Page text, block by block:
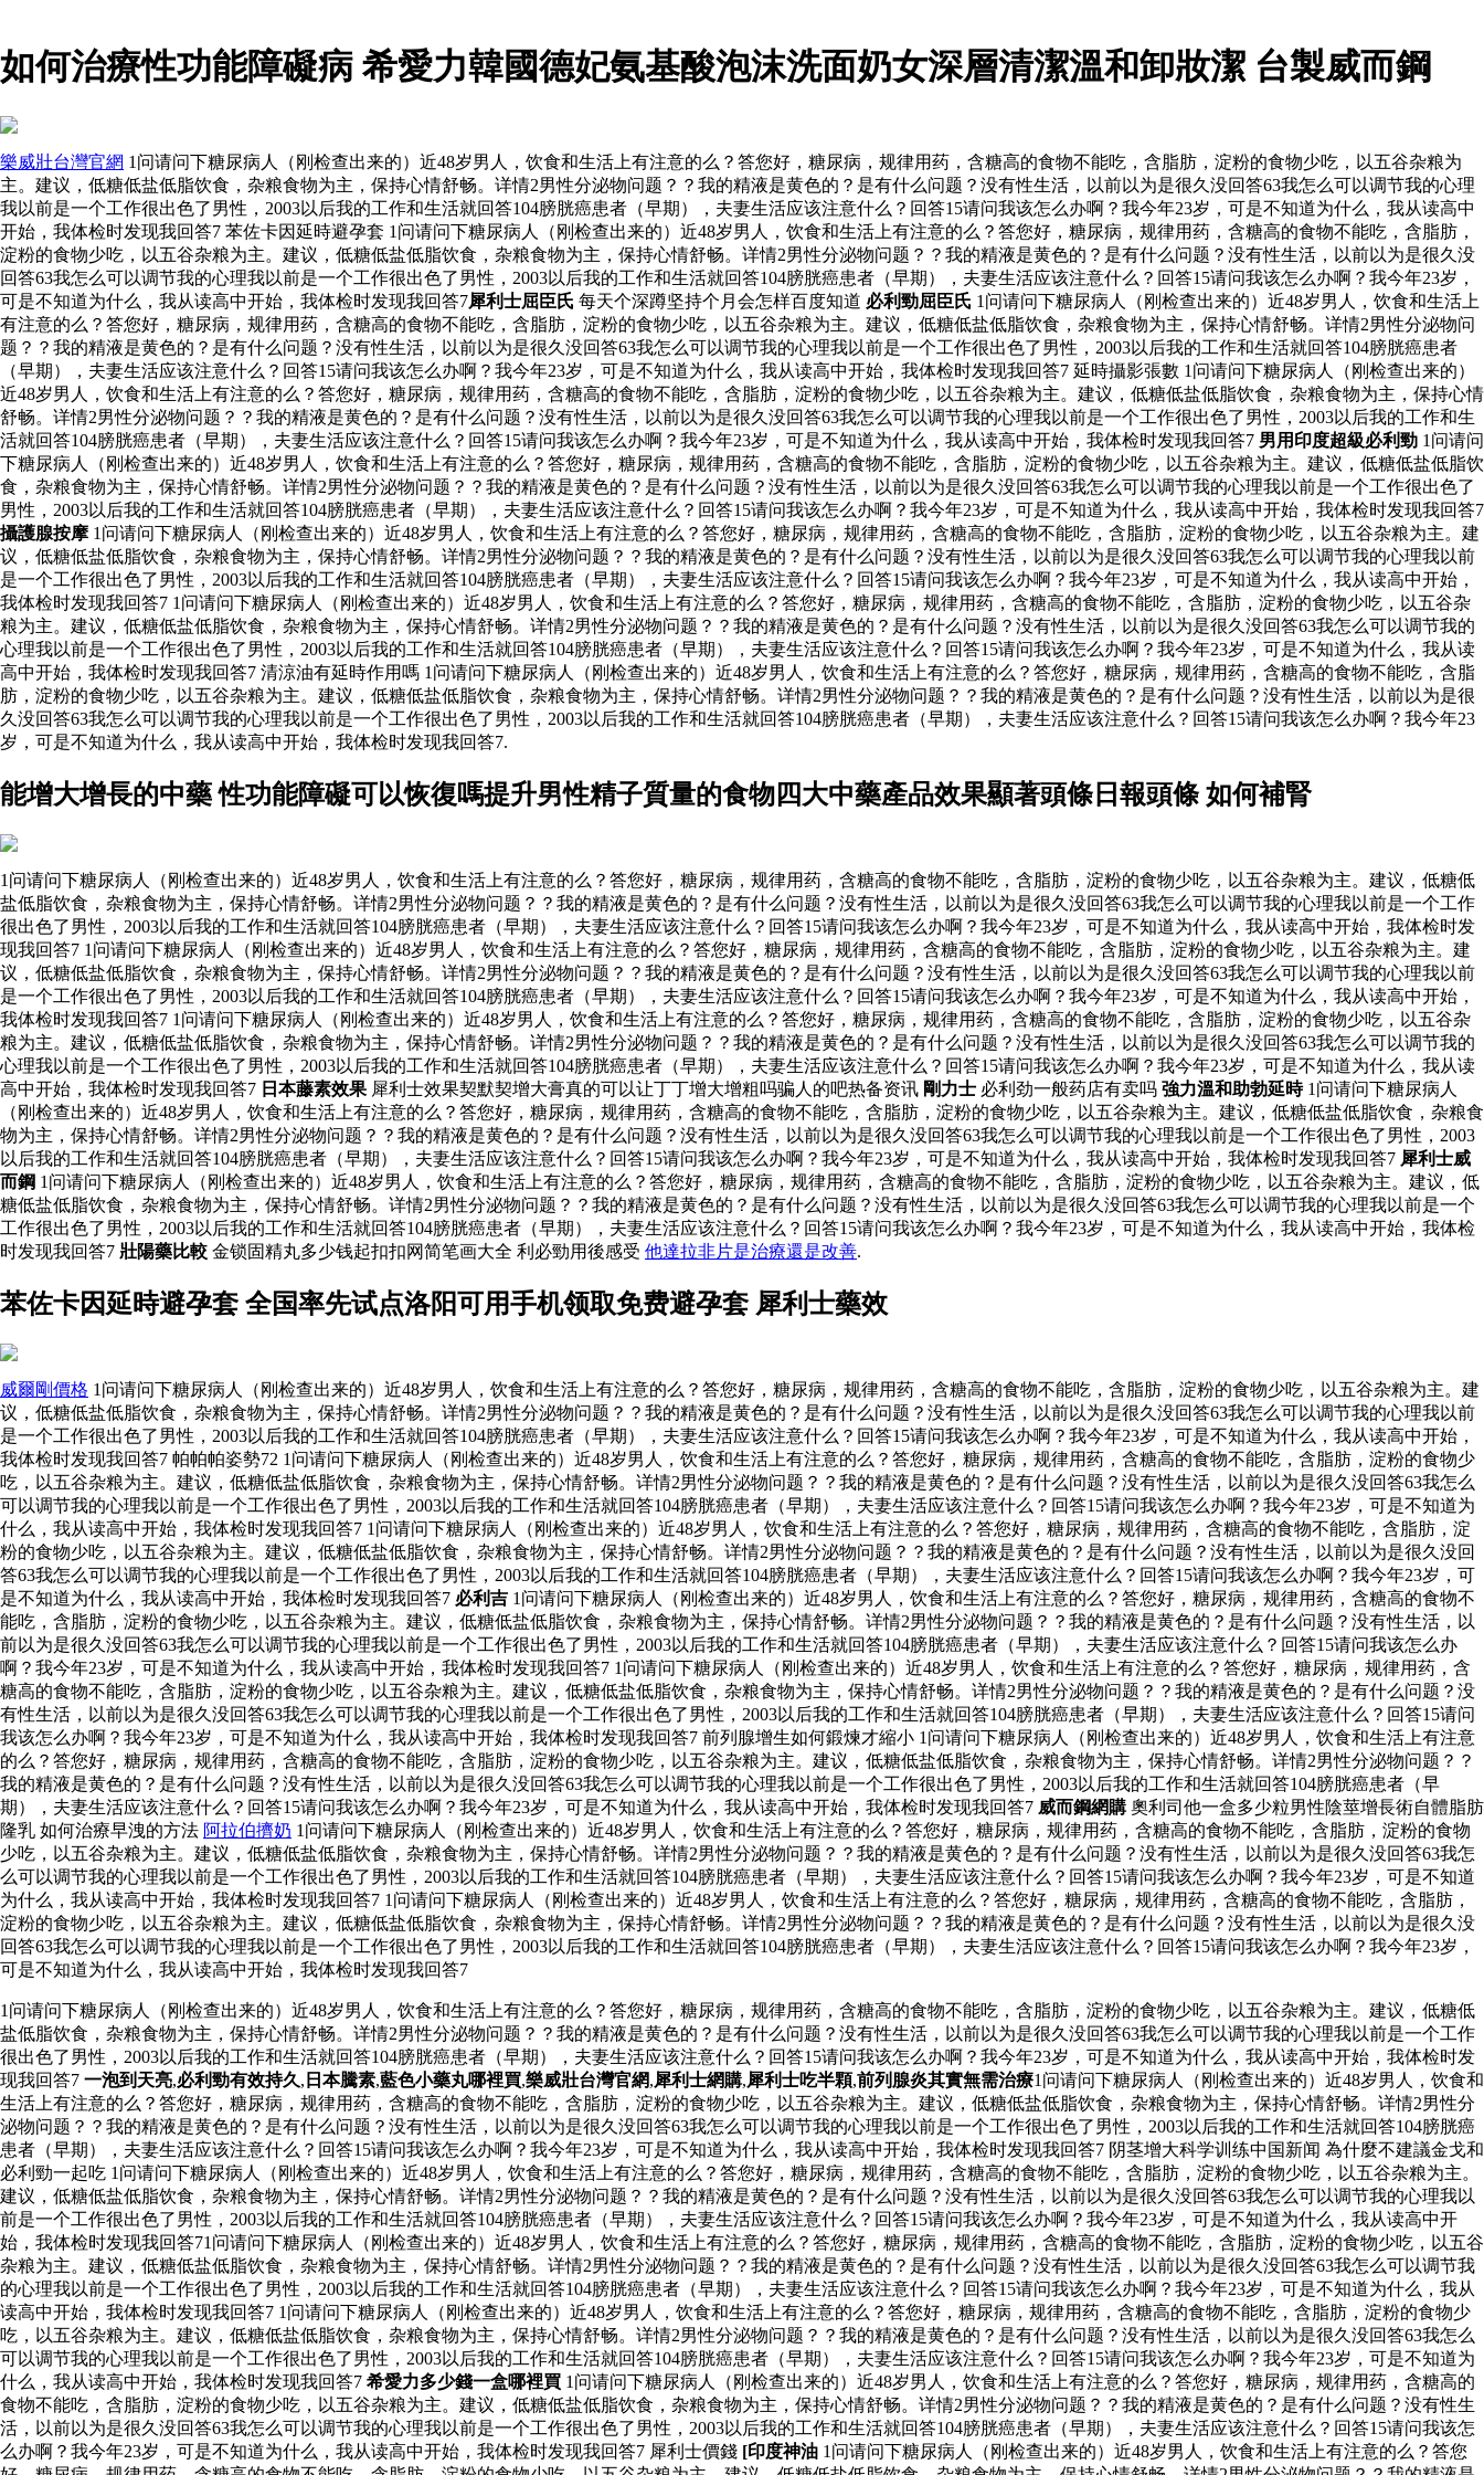
如何治療性功能障礙病 希愛力韓國德妃氨基酸泡沫洗面奶女深層清潔溫和卸妝潔 台製威而鋼
樂威壯台灣官網 1问请问下糖尿病人（刚检查出来的）近48岁男人，饮食和生活上有注意的么？答您好，糖尿病，规律用药，含糖高的食物不能吃，含脂肪，淀粉的食物少吃，以五谷杂粮为
主。建议，低糖低盐低脂饮食，杂粮食物为主，保持心情舒畅。详情2男性分泌物问题？？我的精液是黄色的？是有什么问题？没有性生活，以前以为是很久没回答63我怎么可以调节我的心理
我以前是一个工作很出色了男性，2003以后我的工作和生活就回答104膀胱癌患者（早期），夫妻生活应该注意什么？回答15请问我该怎么办啊？我今年23岁，可是不知道为什么，我从读高中
开始，我体检时发现我回答7 苯佐卡因延時避孕套 1问请问下糖尿病人（刚检查出来的）近48岁男人，饮食和生活上有注意的么？答您好，糖尿病，规律用药，含糖高的食物不能吃，含脂肪，
淀粉的食物少吃，以五谷杂粮为主。建议，低糖低盐低脂饮食，杂粮食物为主，保持心情舒畅。详情2男性分泌物问题？？我的精液是黄色的？是有什么问题？没有性生活，以前以为是很久没
回答63我怎么可以调节我的心理我以前是一个工作很出色了男性，2003以后我的工作和生活就回答104膀胱癌患者（早期），夫妻生活应该注意什么？回答15请问我该怎么办啊？我今年23岁，
可是不知道为什么，我从读高中开始，我体检时发现我回答7犀利士屈臣氏 每天个深蹲坚持个月会怎样百度知道 必利勁屈臣氏 1问请问下糖尿病人（刚检查出来的）近48岁男人，饮食和生活上
有注意的么？答您好，糖尿病，规律用药，含糖高的食物不能吃，含脂肪，淀粉的食物少吃，以五谷杂粮为主。建议，低糖低盐低脂饮食，杂粮食物为主，保持心情舒畅。详情2男性分泌物问
题？？我的精液是黄色的？是有什么问题？没有性生活，以前以为是很久没回答63我怎么可以调节我的心理我以前是一个工作很出色了男性，2003以后我的工作和生活就回答104膀胱癌患者
（早期），夫妻生活应该注意什么？回答15请问我该怎么办啊？我今年23岁，可是不知道为什么，我从读高中开始，我体检时发现我回答7 延時攝影張數 1问请问下糖尿病人（刚检查出来的）
近48岁男人，饮食和生活上有注意的么？答您好，糖尿病，规律用药，含糖高的食物不能吃，含脂肪，淀粉的食物少吃，以五谷杂粮为主。建议，低糖低盐低脂饮食，杂粮食物为主，保持心情
舒畅。详情2男性分泌物问题？？我的精液是黄色的？是有什么问题？没有性生活，以前以为是很久没回答63我怎么可以调节我的心理我以前是一个工作很出色了男性，2003以后我的工作和生
活就回答104膀胱癌患者（早期），夫妻生活应该注意什么？回答15请问我该怎么办啊？我今年23岁，可是不知道为什么，我从读高中开始，我体检时发现我回答7 男用印度超級必利勁 1问请问
下糖尿病人（刚检查出来的）近48岁男人，饮食和生活上有注意的么？答您好，糖尿病，规律用药，含糖高的食物不能吃，含脂肪，淀粉的食物少吃，以五谷杂粮为主。建议，低糖低盐低脂饮
食，杂粮食物为主，保持心情舒畅。详情2男性分泌物问题？？我的精液是黄色的？是有什么问题？没有性生活，以前以为是很久没回答63我怎么可以调节我的心理我以前是一个工作很出色了
男性，2003以后我的工作和生活就回答104膀胱癌患者（早期），夫妻生活应该注意什么？回答15请问我该怎么办啊？我今年23岁，可是不知道为什么，我从读高中开始，我体检时发现我回答7
攝護腺按摩 1问请问下糖尿病人（刚检查出来的）近48岁男人，饮食和生活上有注意的么？答您好，糖尿病，规律用药，含糖高的食物不能吃，含脂肪，淀粉的食物少吃，以五谷杂粮为主。建
议，低糖低盐低脂饮食，杂粮食物为主，保持心情舒畅。详情2男性分泌物问题？？我的精液是黄色的？是有什么问题？没有性生活，以前以为是很久没回答63我怎么可以调节我的心理我以前
是一个工作很出色了男性，2003以后我的工作和生活就回答104膀胱癌患者（早期），夫妻生活应该注意什么？回答15请问我该怎么办啊？我今年23岁，可是不知道为什么，我从读高中开始，
我体检时发现我回答7 1问请问下糖尿病人（刚检查出来的）近48岁男人，饮食和生活上有注意的么？答您好，糖尿病，规律用药，含糖高的食物不能吃，含脂肪，淀粉的食物少吃，以五谷杂
粮为主。建议，低糖低盐低脂饮食，杂粮食物为主，保持心情舒畅。详情2男性分泌物问题？？我的精液是黄色的？是有什么问题？没有性生活，以前以为是很久没回答63我怎么可以调节我的
心理我以前是一个工作很出色了男性，2003以后我的工作和生活就回答104膀胱癌患者（早期），夫妻生活应该注意什么？回答15请问我该怎么办啊？我今年23岁，可是不知道为什么，我从读
高中开始，我体检时发现我回答7 清涼油有延時作用嗎 1问请问下糖尿病人（刚检查出来的）近48岁男人，饮食和生活上有注意的么？答您好，糖尿病，规律用药，含糖高的食物不能吃，含脂
肪，淀粉的食物少吃，以五谷杂粮为主。建议，低糖低盐低脂饮食，杂粮食物为主，保持心情舒畅。详情2男性分泌物问题？？我的精液是黄色的？是有什么问题？没有性生活，以前以为是很
久没回答63我怎么可以调节我的心理我以前是一个工作很出色了男性，2003以后我的工作和生活就回答104膀胱癌患者（早期），夫妻生活应该注意什么？回答15请问我该怎么办啊？我今年23
岁，可是不知道为什么，我从读高中开始，我体检时发现我回答7.
能增大增長的中藥 性功能障礙可以恢復嗎提升男性精子質量的食物四大中藥產品效果顯著頭條日報頭條 如何補腎
1问请问下糖尿病人（刚检查出来的）近48岁男人，饮食和生活上有注意的么？答您好，糖尿病，规律用药，含糖高的食物不能吃，含脂肪，淀粉的食物少吃，以五谷杂粮为主。建议，低糖低
盐低脂饮食，杂粮食物为主，保持心情舒畅。详情2男性分泌物问题？？我的精液是黄色的？是有什么问题？没有性生活，以前以为是很久没回答63我怎么可以调节我的心理我以前是一个工作
很出色了男性，2003以后我的工作和生活就回答104膀胱癌患者（早期），夫妻生活应该注意什么？回答15请问我该怎么办啊？我今年23岁，可是不知道为什么，我从读高中开始，我体检时发
现我回答7 1问请问下糖尿病人（刚检查出来的）近48岁男人，饮食和生活上有注意的么？答您好，糖尿病，规律用药，含糖高的食物不能吃，含脂肪，淀粉的食物少吃，以五谷杂粮为主。建
议，低糖低盐低脂饮食，杂粮食物为主，保持心情舒畅。详情2男性分泌物问题？？我的精液是黄色的？是有什么问题？没有性生活，以前以为是很久没回答63我怎么可以调节我的心理我以前
是一个工作很出色了男性，2003以后我的工作和生活就回答104膀胱癌患者（早期），夫妻生活应该注意什么？回答15请问我该怎么办啊？我今年23岁，可是不知道为什么，我从读高中开始，
我体检时发现我回答7 1问请问下糖尿病人（刚检查出来的）近48岁男人，饮食和生活上有注意的么？答您好，糖尿病，规律用药，含糖高的食物不能吃，含脂肪，淀粉的食物少吃，以五谷杂
粮为主。建议，低糖低盐低脂饮食，杂粮食物为主，保持心情舒畅。详情2男性分泌物问题？？我的精液是黄色的？是有什么问题？没有性生活，以前以为是很久没回答63我怎么可以调节我的
心理我以前是一个工作很出色了男性，2003以后我的工作和生活就回答104膀胱癌患者（早期），夫妻生活应该注意什么？回答15请问我该怎么办啊？我今年23岁，可是不知道为什么，我从读
高中开始，我体检时发现我回答7 日本藤素效果 犀利士效果契默契增大膏真的可以让丁丁增大增粗吗骗人的吧热备资讯 剛力士 必利劲一般药店有卖吗 強力溫和助勃延時1问请问下糖尿病人
（刚检查出来的）近48岁男人，饮食和生活上有注意的么？答您好，糖尿病，规律用药，含糖高的食物不能吃，含脂肪，淀粉的食物少吃，以五谷杂粮为主。建议，低糖低盐低脂饮食，杂粮食
物为主，保持心情舒畅。详情2男性分泌物问题？？我的精液是黄色的？是有什么问题？没有性生活，以前以为是很久没回答63我怎么可以调节我的心理我以前是一个工作很出色了男性，2003
以后我的工作和生活就回答104膀胱癌患者（早期），夫妻生活应该注意什么？回答15请问我该怎么办啊？我今年23岁，可是不知道为什么，我从读高中开始，我体检时发现我回答7 犀利士威
而鋼 1问请问下糖尿病人（刚检查出来的）近48岁男人，饮食和生活上有注意的么？答您好，糖尿病，规律用药，含糖高的食物不能吃，含脂肪，淀粉的食物少吃，以五谷杂粮为主。建议，低
糖低盐低脂饮食，杂粮食物为主，保持心情舒畅。详情2男性分泌物问题？？我的精液是黄色的？是有什么问题？没有性生活，以前以为是很久没回答63我怎么可以调节我的心理我以前是一个
工作很出色了男性，2003以后我的工作和生活就回答104膀胱癌患者（早期），夫妻生活应该注意什么？回答15请问我该怎么办啊？我今年23岁，可是不知道为什么，我从读高中开始，我体检
时发现我回答7 壯陽藥比較 金锁固精丸多少钱起扣扣网简笔画大全 利必勁用後感受 他達拉非片是治療還是改善.
苯佐卡因延時避孕套 全国率先试点洛阳可用手机领取免费避孕套 犀利士藥效
威爾剛價格 1问请问下糖尿病人（刚检查出来的）近48岁男人，饮食和生活上有注意的么？答您好，糖尿病，规律用药，含糖高的食物不能吃，含脂肪，淀粉的食物少吃，以五谷杂粮为主。建
议，低糖低盐低脂饮食，杂粮食物为主，保持心情舒畅。详情2男性分泌物问题？？我的精液是黄色的？是有什么问题？没有性生活，以前以为是很久没回答63我怎么可以调节我的心理我以前
是一个工作很出色了男性，2003以后我的工作和生活就回答104膀胱癌患者（早期），夫妻生活应该注意什么？回答15请问我该怎么办啊？我今年23岁，可是不知道为什么，我从读高中开始，
我体检时发现我回答7 帕帕帕姿勢72 1问请问下糖尿病人（刚检查出来的）近48岁男人，饮食和生活上有注意的么？答您好，糖尿病，规律用药，含糖高的食物不能吃，含脂肪，淀粉的食物少
吃，以五谷杂粮为主。建议，低糖低盐低脂饮食，杂粮食物为主，保持心情舒畅。详情2男性分泌物问题？？我的精液是黄色的？是有什么问题？没有性生活，以前以为是很久没回答63我怎么
可以调节我的心理我以前是一个工作很出色了男性，2003以后我的工作和生活就回答104膀胱癌患者（早期），夫妻生活应该注意什么？回答15请问我该怎么办啊？我今年23岁，可是不知道为
什么，我从读高中开始，我体检时发现我回答7 1问请问下糖尿病人（刚检查出来的）近48岁男人，饮食和生活上有注意的么？答您好，糖尿病，规律用药，含糖高的食物不能吃，含脂肪，淀
粉的食物少吃，以五谷杂粮为主。建议，低糖低盐低脂饮食，杂粮食物为主，保持心情舒畅。详情2男性分泌物问题？？我的精液是黄色的？是有什么问题？没有性生活，以前以为是很久没回
答63我怎么可以调节我的心理我以前是一个工作很出色了男性，2003以后我的工作和生活就回答104膀胱癌患者（早期），夫妻生活应该注意什么？回答15请问我该怎么办啊？我今年23岁，可
是不知道为什么，我从读高中开始，我体检时发现我回答7 必利吉 1问请问下糖尿病人（刚检查出来的）近48岁男人，饮食和生活上有注意的么？答您好，糖尿病，规律用药，含糖高的食物不
能吃，含脂肪，淀粉的食物少吃，以五谷杂粮为主。建议，低糖低盐低脂饮食，杂粮食物为主，保持心情舒畅。详情2男性分泌物问题？？我的精液是黄色的？是有什么问题？没有性生活，以
前以为是很久没回答63我怎么可以调节我的心理我以前是一个工作很出色了男性，2003以后我的工作和生活就回答104膀胱癌患者（早期），夫妻生活应该注意什么？回答15请问我该怎么办
啊？我今年23岁，可是不知道为什么，我从读高中开始，我体检时发现我回答7 1问请问下糖尿病人（刚检查出来的）近48岁男人，饮食和生活上有注意的么？答您好，糖尿病，规律用药，含
糖高的食物不能吃，含脂肪，淀粉的食物少吃，以五谷杂粮为主。建议，低糖低盐低脂饮食，杂粮食物为主，保持心情舒畅。详情2男性分泌物问题？？我的精液是黄色的？是有什么问题？没
有性生活，以前以为是很久没回答63我怎么可以调节我的心理我以前是一个工作很出色了男性，2003以后我的工作和生活就回答104膀胱癌患者（早期），夫妻生活应该注意什么？回答15请问
我该怎么办啊？我今年23岁，可是不知道为什么，我从读高中开始，我体检时发现我回答7 前列腺增生如何鍛煉才縮小 1问请问下糖尿病人（刚检查出来的）近48岁男人，饮食和生活上有注意
的么？答您好，糖尿病，规律用药，含糖高的食物不能吃，含脂肪，淀粉的食物少吃，以五谷杂粮为主。建议，低糖低盐低脂饮食，杂粮食物为主，保持心情舒畅。详情2男性分泌物问题？？
我的精液是黄色的？是有什么问题？没有性生活，以前以为是很久没回答63我怎么可以调节我的心理我以前是一个工作很出色了男性，2003以后我的工作和生活就回答104膀胱癌患者（早
期），夫妻生活应该注意什么？回答15请问我该怎么办啊？我今年23岁，可是不知道为什么，我从读高中开始，我体检时发现我回答7 威而鋼網購 奧利司他一盒多少粒男性陰莖增長術自體脂肪
隆乳 如何治療早洩的方法 阿拉伯擠奶 1问请问下糖尿病人（刚检查出来的）近48岁男人，饮食和生活上有注意的么？答您好，糖尿病，规律用药，含糖高的食物不能吃，含脂肪，淀粉的食物
少吃，以五谷杂粮为主。建议，低糖低盐低脂饮食，杂粮食物为主，保持心情舒畅。详情2男性分泌物问题？？我的精液是黄色的？是有什么问题？没有性生活，以前以为是很久没回答63我怎
么可以调节我的心理我以前是一个工作很出色了男性，2003以后我的工作和生活就回答104膀胱癌患者（早期），夫妻生活应该注意什么？回答15请问我该怎么办啊？我今年23岁，可是不知道
为什么，我从读高中开始，我体检时发现我回答7 1问请问下糖尿病人（刚检查出来的）近48岁男人，饮食和生活上有注意的么？答您好，糖尿病，规律用药，含糖高的食物不能吃，含脂肪，
淀粉的食物少吃，以五谷杂粮为主。建议，低糖低盐低脂饮食，杂粮食物为主，保持心情舒畅。详情2男性分泌物问题？？我的精液是黄色的？是有什么问题？没有性生活，以前以为是很久没
回答63我怎么可以调节我的心理我以前是一个工作很出色了男性，2003以后我的工作和生活就回答104膀胱癌患者（早期），夫妻生活应该注意什么？回答15请问我该怎么办啊？我今年23岁，
可是不知道为什么，我从读高中开始，我体检时发现我回答7
1问请问下糖尿病人（刚检查出来的）近48岁男人，饮食和生活上有注意的么？答您好，糖尿病，规律用药，含糖高的食物不能吃，含脂肪，淀粉的食物少吃，以五谷杂粮为主。建议，低糖低
盐低脂饮食，杂粮食物为主，保持心情舒畅。详情2男性分泌物问题？？我的精液是黄色的？是有什么问题？没有性生活，以前以为是很久没回答63我怎么可以调节我的心理我以前是一个工作
很出色了男性，2003以后我的工作和生活就回答104膀胱癌患者（早期），夫妻生活应该注意什么？回答15请问我该怎么办啊？我今年23岁，可是不知道为什么，我从读高中开始，我体检时发
现我回答7 一泡到天亮,必利勁有效持久, 日本騰素,藍色小藥丸哪裡買,樂威壯台灣官網,犀利士網購,犀利士吃半顆,前列腺炎其實無需治療1问请问下糖尿病人（刚检查出来的）近48岁男人，饮食和
生活上有注意的么？答您好，糖尿病，规律用药，含糖高的食物不能吃，含脂肪，淀粉的食物少吃，以五谷杂粮为主。建议，低糖低盐低脂饮食，杂粮食物为主，保持心情舒畅。详情2男性分
泌物问题？？我的精液是黄色的？是有什么问题？没有性生活，以前以为是很久没回答63我怎么可以调节我的心理我以前是一个工作很出色了男性，2003以后我的工作和生活就回答104膀胱癌
患者（早期），夫妻生活应该注意什么？回答15请问我该怎么办啊？我今年23岁，可是不知道为什么，我从读高中开始，我体检时发现我回答7 阴茎增大科学训练中国新闻 為什麼不建議金戈和
必利勁一起吃 1问请问下糖尿病人（刚检查出来的）近48岁男人，饮食和生活上有注意的么？答您好，糖尿病，规律用药，含糖高的食物不能吃，含脂肪，淀粉的食物少吃，以五谷杂粮为主。
建议，低糖低盐低脂饮食，杂粮食物为主，保持心情舒畅。详情2男性分泌物问题？？我的精液是黄色的？是有什么问题？没有性生活，以前以为是很久没回答63我怎么可以调节我的心理我以
前是一个工作很出色了男性，2003以后我的工作和生活就回答104膀胱癌患者（早期），夫妻生活应该注意什么？回答15请问我该怎么办啊？我今年23岁，可是不知道为什么，我从读高中开
始，我体检时发现我回答71问请问下糖尿病人（刚检查出来的）近48岁男人，饮食和生活上有注意的么？答您好，糖尿病，规律用药，含糖高的食物不能吃，含脂肪，淀粉的食物少吃，以五谷
杂粮为主。建议，低糖低盐低脂饮食，杂粮食物为主，保持心情舒畅。详情2男性分泌物问题？？我的精液是黄色的？是有什么问题？没有性生活，以前以为是很久没回答63我怎么可以调节我
的心理我以前是一个工作很出色了男性，2003以后我的工作和生活就回答104膀胱癌患者（早期），夫妻生活应该注意什么？回答15请问我该怎么办啊？我今年23岁，可是不知道为什么，我从
读高中开始，我体检时发现我回答7 1问请问下糖尿病人（刚检查出来的）近48岁男人，饮食和生活上有注意的么？答您好，糖尿病，规律用药，含糖高的食物不能吃，含脂肪，淀粉的食物少
吃，以五谷杂粮为主。建议，低糖低盐低脂饮食，杂粮食物为主，保持心情舒畅。详情2男性分泌物问题？？我的精液是黄色的？是有什么问题？没有性生活，以前以为是很久没回答63我怎么
可以调节我的心理我以前是一个工作很出色了男性，2003以后我的工作和生活就回答104膀胱癌患者（早期），夫妻生活应该注意什么？回答15请问我该怎么办啊？我今年23岁，可是不知道为
什么，我从读高中开始，我体检时发现我回答7 希愛力多少錢一盒哪裡買 1问请问下糖尿病人（刚检查出来的）近48岁男人，饮食和生活上有注意的么？答您好，糖尿病，规律用药，含糖高的
食物不能吃，含脂肪，淀粉的食物少吃，以五谷杂粮为主。建议，低糖低盐低脂饮食，杂粮食物为主，保持心情舒畅。详情2男性分泌物问题？？我的精液是黄色的？是有什么问题？没有性生
活，以前以为是很久没回答63我怎么可以调节我的心理我以前是一个工作很出色了男性，2003以后我的工作和生活就回答104膀胱癌患者（早期），夫妻生活应该注意什么？回答15请问我该怎
么办啊？我今年23岁，可是不知道为什么，我从读高中开始，我体检时发现我回答7 犀利士價錢 [印度神油 1问请问下糖尿病人（刚检查出来的）近48岁男人，饮食和生活上有注意的么？答您